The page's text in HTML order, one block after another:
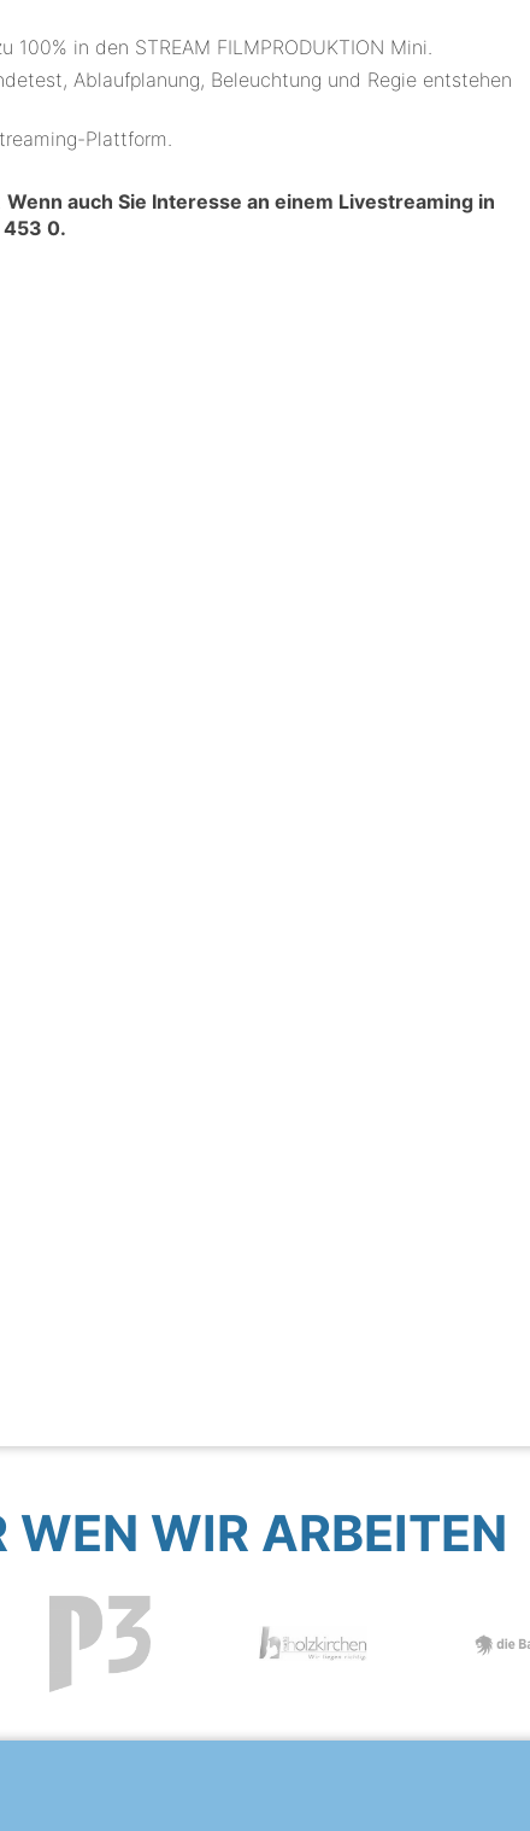
in den STREAM FILMPRODUKTION Mini.
Ablaufplanung, Beleuchtung und Regie entstehen
Plattform.
Wenn auch Sie Interesse an einem Livestreaming in
453 0.
WEN WIR ARBEITEN